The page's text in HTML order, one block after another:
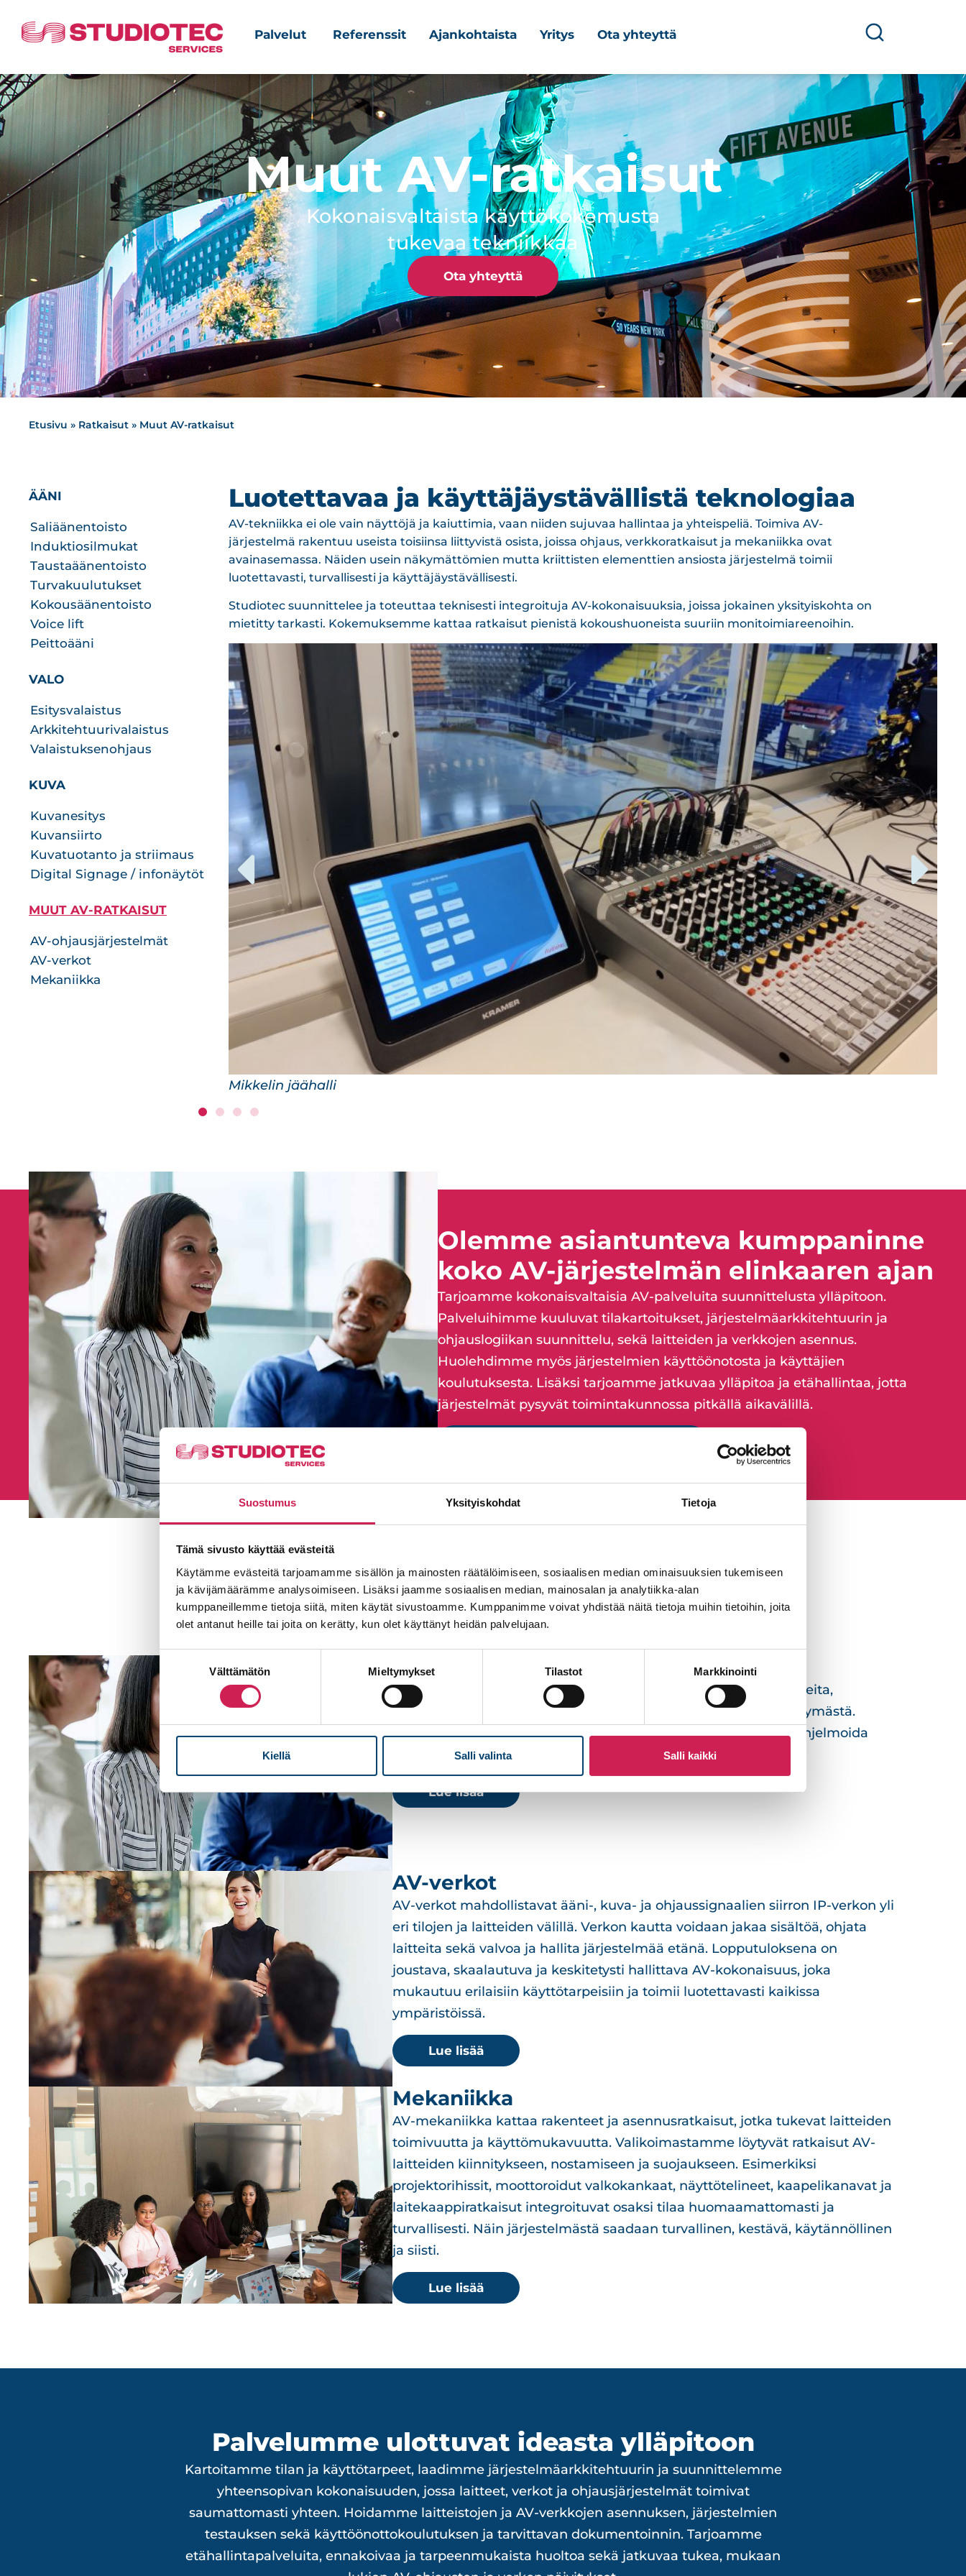
Suostumus Yksityiskohdat Tietoja
Tämä sivusto käyttää evästeitä
Käytämme evästeitä tarjoamamme sisällön ja mainosten räätälöimiseen, sosiaalisen median ominaisuuksien tukemiseen
ja kävijämäärämme analysoimiseen. Lisäksi jaamme sosiaalisen median, mainosalan ja analytiikka-alan
kumppaneillemme tietoja siitä, miten käytät sivustoamme. Kumppanimme voivat yhdistää näitä tietoja muihin tietoihin, joita
olet antanut heille tai joita on kerätty, kun olet käyttänyt heidän palvelujaan.
Suostumuksen
valinta
Välttämätön Mieltymykset Tilastot Markkinointi
Kiellä Salli valinta Salli kaikki
Palvelut Referenssit Ajankohtaista Yritys Ota yhteyttä
Muut AV-ratkaisut
Kokonaisvaltaista käyttökokemusta
tukevaa tekniikkaa
Ota yhteyttä
Etusivu » Ratkaisut » Muut AV-ratkaisut
ÄÄNI
Saliäänentoisto
Induktiosilmukat
Taustaäänentoisto
Turvakuulutukset
Kokousäänentoisto
Voice lift
Peittoääni
VALO
Esitysvalaistus
Arkkitehtuurivalaistus
Valaistuksenohjaus
KUVA
Kuvanesitys
Kuvansiirto
Kuvatuotanto ja striimaus
Digital Signage / infonäytöt
MUUT AV-RATKAISUT
AV-ohjausjärjestelmät
AV-verkot
Mekaniikka
Luotettavaa ja käyttäjäystävällistä teknologiaa
AV-tekniikka ei ole vain näyttöjä ja kaiuttimia, vaan niiden sujuvaa hallintaa ja yhteispeliä. Toimiva AV-
järjestelmä rakentuu useista toisiinsa liittyvistä osista, joissa ohjaus, verkkoratkaisut ja mekaniikka ovat
avainasemassa. Näiden usein näkymättömien mutta kriittisten elementtien ansiosta järjestelmä toimii
luotettavasti, turvallisesti ja käyttäjäystävällisesti.
Studiotec suunnittelee ja toteuttaa teknisesti integroituja AV-kokonaisuuksia, joissa jokainen yksityiskohta on
mietitty tarkasti. Kokemuksemme kattaa ratkaisut pienistä kokoushuoneista suuriin monitoimiareenoihin.
Olemme asiantunteva kumppaninne
koko AV-järjestelmän elinkaaren ajan
Tarjoamme kokonaisvaltaisia AV-palveluita suunnittelusta ylläpitoon.
Palveluihimme kuuluvat tilakartoitukset, järjestelmäarkkitehtuurin ja
ohjauslogiikan suunnittelu, sekä laitteiden ja verkkojen asennus.
Huolehdimme myös järjestelmien käyttöönotosta ja käyttäjien
koulutuksesta. Lisäksi tarjoamme jatkuvaa ylläpitoa ja etähallintaa, jotta
järjestelmät pysyvät toimintakunnossa pitkällä aikavälillä.
Erikoisratkaisut AV-järjestelmien taustalla
AV-ohjausjärjestelmät
Toimitamme keskitettyjä ohjausratkaisuja, joiden avulla AV-laitteita,
valaistusta ja esitystekniikkaa voidaan hallita yhdestä käyttöliittymästä.
Käyttö on helppoa, järjestelmät ovat luotettavia ja ne voidaan ohjelmoida
tilakohtaisiin tarpeisiin.
Lue lisää
AV-verkot
AV-verkot mahdollistavat ääni-, kuva- ja ohjaussignaalien siirron IP-verkon yli
eri tilojen ja laitteiden välillä. Verkon kautta voidaan jakaa sisältöä, ohjata
laitteita sekä valvoa ja hallita järjestelmää etänä. Lopputuloksena on
joustava, skaalautuva ja keskitetysti hallittava AV-kokonaisuus, joka
mukautuu erilaisiin käyttötarpeisiin ja toimii luotettavasti kaikissa
ympäristöissä.
Lue lisää
Mekaniikka
AV-mekaniikka kattaa rakenteet ja asennusratkaisut, jotka tukevat laitteiden
toimivuutta ja käyttömukavuutta. Valikoimastamme löytyvät ratkaisut AV-
laitteiden kiinnitykseen, nostamiseen ja suojaukseen. Esimerkiksi
projektorihissit, moottoroidut valkokankaat, näyttötelineet, kaapelikanavat ja
laitekaappiratkaisut integroituvat osaksi tilaa huomaamattomasti ja
turvallisesti. Näin järjestelmästä saadaan turvallinen, kestävä, käytännöllinen
ja siisti.
Lue lisää
Palvelumme ulottuvat ideasta ylläpitoon
Kartoitamme tilan ja käyttötarpeet, laadimme järjestelmäarkkitehtuurin ja suunnittelemme
yhteensopivan kokonaisuuden, jossa laitteet, verkot ja ohjausjärjestelmät toimivat
saumattomasti yhteen. Hoidamme laitteistojen ja AV-verkkojen asennuksen, järjestelmien
testauksen sekä käyttöönottokoulutuksen ja tarvittavan dokumentoinnin. Tarjoamme
etähallintapalveluita, ennakoivaa ja tarpeenmukaista huoltoa sekä jatkuvaa tukea, mukaan